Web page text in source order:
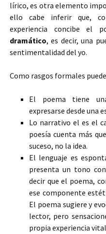
lírico, es otra elemento
ello cabe inferir que,
experiencia concibe el
dramático, es decir, una
sentimentalidad del yo.
Como rasgos formales
El poema tiene
expresarse desde una
Lo narrativo el es el
poesía cuenta más
suceso, no la idea.
El lenguaje es
presenta un tono
decir que el poema,
ese componente
El poema sugiere y
lector, pero
propia experiencia